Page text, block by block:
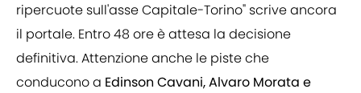
ripercuote sull'asse Capitale-Torino" scrive ancora
il portale. Entro 48 ore è attesa la decisione
definitiva. Attenzione anche le piste che
conducono a Edinson Cavani, Alvaro Morata e